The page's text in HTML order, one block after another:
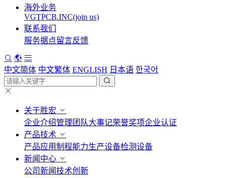
海外业务
VGTPCB.INC(join us)
联系我们
服务据点留言反馈
中文简体 中文繁体 ENGLISH 日本语 한국어
关于胜宏
企业介绍管理团队大事记荣誉奖项企业认证
产品技术
产品应用制程能力生产设备检测设备
新闻中心
公司新闻技术创新